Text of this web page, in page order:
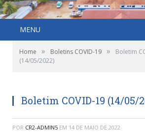
MENU
Home » Boletins COVID-19 »
Boletim
(14/05/2022)
Boletim COVID-19 (14/05/
POR CR2-ADMIN5 EM 14 DE MAIO DE 2022